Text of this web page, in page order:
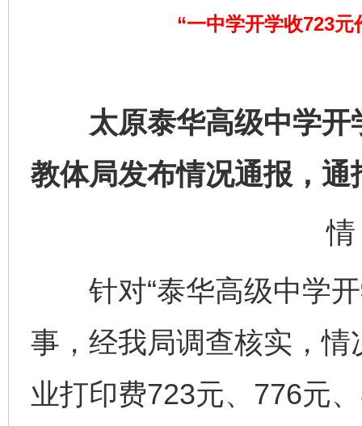
“一中学开学收723
太原泰华高级中学开
教体局发布情况通报，通
情
针对“泰华高级中学开
事，经我局调查核实，
业打印费723元、776元